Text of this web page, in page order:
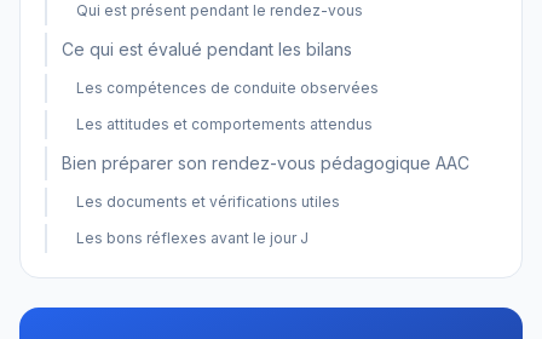
Qui est présent pendant le rendez-vous
Ce qui est évalué pendant les bilans
Les compétences de conduite observées
Les attitudes et comportements attendus
Bien préparer son rendez-vous pédagogique AAC
Les documents et vérifications utiles
Les bons réflexes avant le jour J